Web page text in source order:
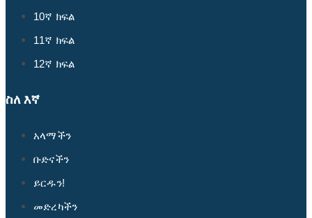
10ኛ ክፍል
11ኛ ክፍል
12ኛ ክፍል
ስለ እኛ
አላማችን
ቡድናችን
ይርዱን!
መድረካችን